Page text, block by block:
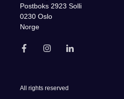
Postboks 2923 Solli
0230 Oslo
Norge
All rights reserved